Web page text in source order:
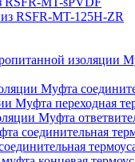
RSFR-MT-125H-ZR
Муфта
Муфта переходная
Муфта
соединительная